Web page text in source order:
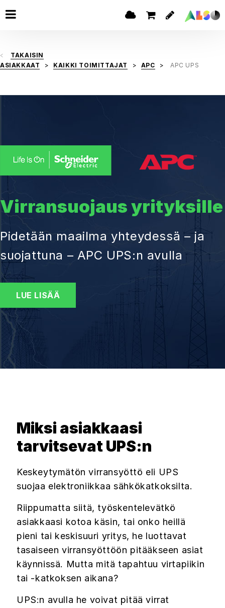
TAKAISIN
ASIAKKAAT
KAIKKI TOIMITTAJAT APC APC UPS
Virransuojaus yrityksille
Pidetään maailma yhteydessä – ja
suojattuna – APC UPS:n avulla
LUE LISÄÄ
Miksi asiakkaasi
tarvitsevat UPS:n
Keskeytymätön virransyöttö eli UPS
suojaa elektroniikkaa sähkökatkoksilta.
Riippumatta siitä, työskentelevätkö
asiakkaasi kotoa käsin, tai onko heillä
pieni tai keskisuuri yritys, he luottavat
tasaiseen virransyöttöön pitääkseen asiat
käynnissä. Mutta mitä tapahtuu virtapiikin
tai -katkoksen aikana?
UPS:n avulla he voivat pitää virrat